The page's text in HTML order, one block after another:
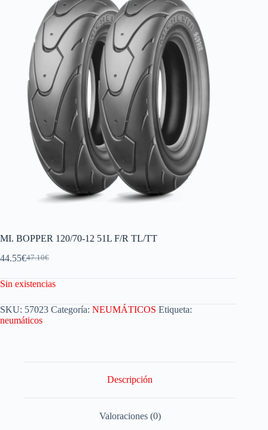
MI. BOPPER 120/70-12 51L F/R TL/TT
47.10€
44.55€
Sin existencias
SKU: 57023 Categoría: NEUMÁTICOS Etiqueta:
neumáticos
Descripción
Valoraciones (0)